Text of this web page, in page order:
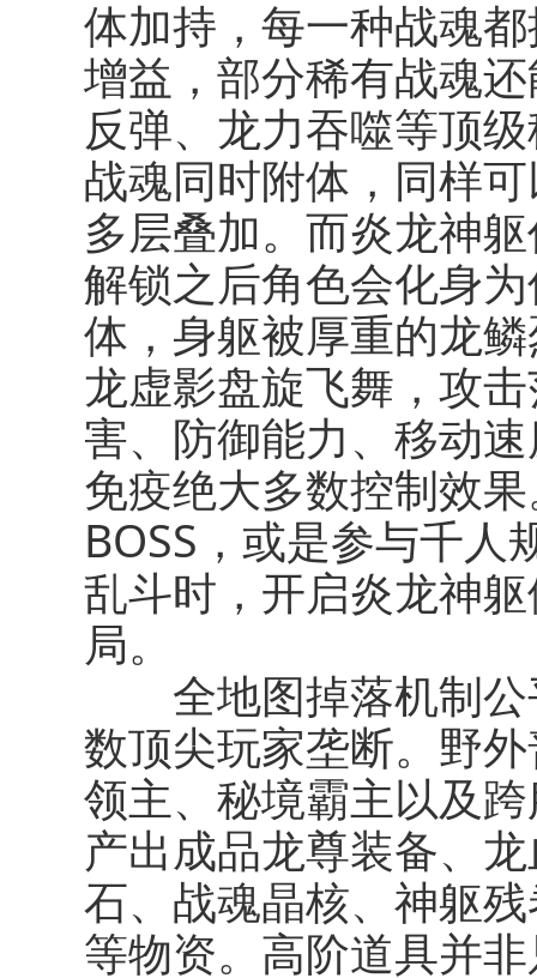
体加持，每一种战魂
增益，部分稀有战魂
反弹、龙力吞噬等顶
战魂同时附体，同样
多层叠加。而炎龙神躯
解锁之后角色会化身
体，身躯被厚重的龙
龙虚影盘旋飞舞，攻
害、防御能力、移动
免疫绝大多数控制效
BOSS，或是参与千
乱斗时，开启炎龙神
局。
全地图掉落机制公
数顶尖玩家垄断。野
领主、秘境霸主以及
产出成品龙尊装备、
石、战魂晶核、神躯
等物资。高阶道具并